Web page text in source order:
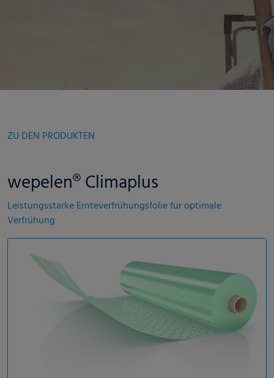
ZU DEN PRODUKTEN
wepelen® Climaplus
Leistungsstarke Ernteverfrühungsfolie für optimale
Verfrühung